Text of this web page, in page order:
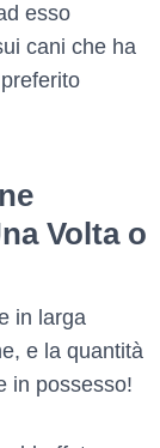
esso
cani che ha
Volta o
in larga
e la quantità
in possesso!